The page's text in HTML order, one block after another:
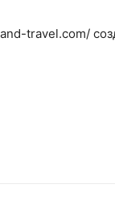
travel.com/